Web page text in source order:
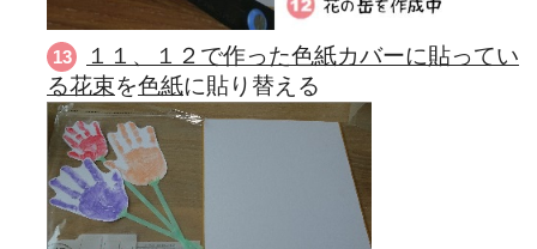
１１、１２で作った色紙カバーに貼ってい
る花束を色紙に貼り替える